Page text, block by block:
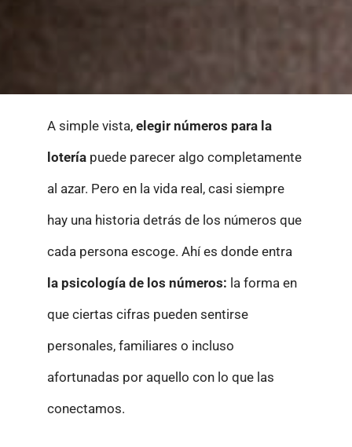
A simple vista,elegir números para la
loteríapuede parecer algo completamente
al azar. Pero en la vida real, casi siempre
hay una historia detrás de los números que
cada persona escoge. Ahí es donde entra
la psicología de los números: la forma en
que ciertas cifras pueden sentirse
personales, familiares o incluso
afortunadas por aquello con lo que las
conectamos.